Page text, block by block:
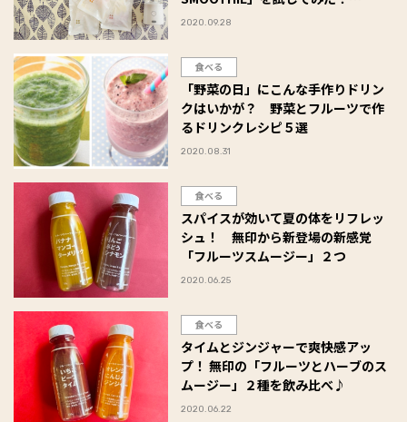
#Omezaトーク
2020.09.28
食べる
「野菜の日」にこんな手作りドリン
クはいかが？ 野菜とフルーツで作
るドリンクレシピ５選
2020.08.31
食べる
スパイスが効いて夏の体をリフレッ
シュ！ 無印から新登場の新感覚
「フルーツスムージー」２つ
2020.06.25
食べる
タイムとジンジャーで爽快感アッ
プ！ 無印の「フルーツとハーブのス
ムージー」２種を飲み比べ♪
2020.06.22